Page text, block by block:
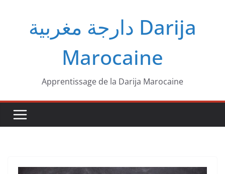
contenuدارجة مغربية‎ Darija
Marocaine
Apprentissage de la Darija Marocaine